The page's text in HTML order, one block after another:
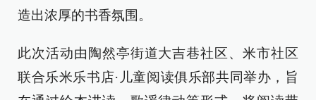
造出浓厚的书香氛围。
此次活动由陶然亭街道大吉巷社区、米市社区
联合乐米乐书店·儿童阅读俱乐部共同举办，旨